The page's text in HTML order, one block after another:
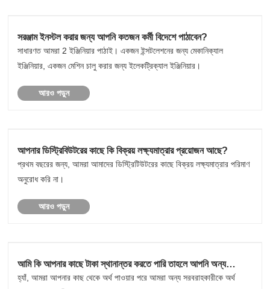
সরঞ্জাম ইনস্টল করার জন্য আপনি কতজন কর্মী বিদেশে পাঠাবেন?
সাধারণত আমরা 2 ইঞ্জিনিয়ার পাঠাই। একজন ইন্সটলেশনের জন্য মেকানিক্যাল
ইঞ্জিনিয়ার, একজন মেশিন চালু করার জন্য ইলেকট্রিক্যাল ইঞ্জিনিয়ার।
আরও পড়ুন
আপনার ডিস্ট্রিবিউটরের কাছে কি বিক্রয় লক্ষ্যমাত্রার প্রয়োজন আছে?
প্রথম বছরের জন্য, আমরা আমাদের ডিস্ট্রিটিউটরের কাছে বিক্রয় লক্ষ্যমাত্রার পরিমাণ
অনুরোধ করি না।
আরও পড়ুন
আমি কি আপনার কাছে টাকা স্থানান্তর করতে পারি তাহলে আপনি অন্য
সরবরাহকারীকে অর্থ প্রদান করবেন?
হ্যাঁ, আমরা আপনার কাছ থেকে অর্থ পাওয়ার পরে আমরা অন্য সরবরাহকারীকে অর্থ